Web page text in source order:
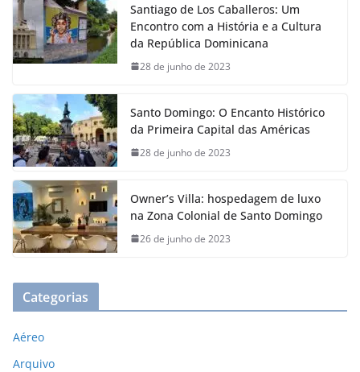
Santiago de Los Caballeros: Um
Encontro com a História e a Cultura
da República Dominicana
28 de junho de 2023
Santo Domingo: O Encanto Histórico
da Primeira Capital das Américas
28 de junho de 2023
Owner’s Villa: hospedagem de luxo
na Zona Colonial de Santo Domingo
26 de junho de 2023
Categorias
Aéreo
Arquivo